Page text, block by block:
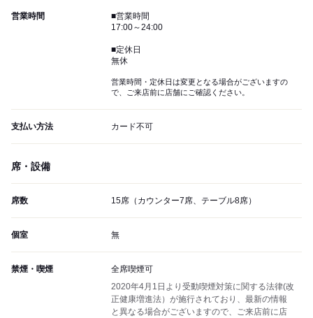
営業時間
■営業時間
17:00～24:00
■定休日
無休
営業時間・定休日は変更となる場合がございますの
で、ご来店前に店舗にご確認ください。
支払い方法 カード不可
席・設備
席数 15席（カウンター7席、テーブル8席）
個室 無
禁煙・喫煙
全席喫煙可
2020年4月1日より受動喫煙対策に関する法律(改
正健康増進法）が施行されており、最新の情報
と異なる場合がございますので、ご来店前に店